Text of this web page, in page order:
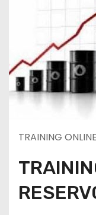
TRAINING